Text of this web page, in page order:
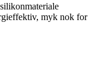
myk nok for